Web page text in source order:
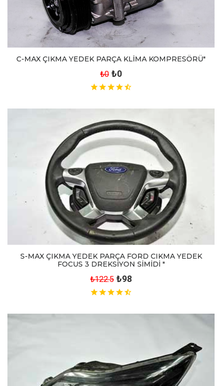
C-MAX ÇIKMA YEDEK PARÇA KLİMA KOMPRESÖRÜ"
₺0 ₺0
S-MAX ÇIKMA YEDEK PARÇA FORD CIKMA YEDEK
FOCUS 3 DREKSİYON SİMİDİ "
₺122.5 ₺98